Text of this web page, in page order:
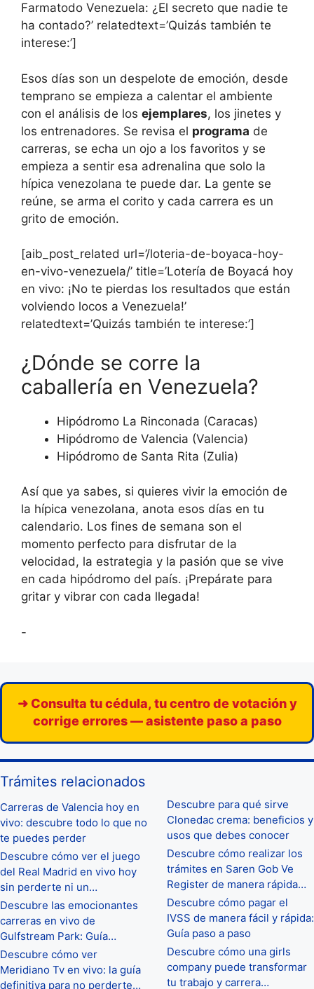
Farmatodo Venezuela: ¿El secreto que nadie te
ha contado?’ relatedtext=’Quizás también te
interese:’]
Esos días son un despelote de emoción, desde
temprano se empieza a calentar el ambiente
con el análisis de los ejemplares, los jinetes y
los entrenadores. Se revisa el programa de
carreras, se echa un ojo a los favoritos y se
empieza a sentir esa adrenalina que solo la
hípica venezolana te puede dar. La gente se
reúne, se arma el corito y cada carrera es un
grito de emoción.
[aib_post_related url=’/loteria-de-boyaca-hoy-
en-vivo-venezuela/’ title=’Lotería de Boyacá hoy
en vivo: ¡No te pierdas los resultados que están
volviendo locos a Venezuela!’
relatedtext=’Quizás también te interese:’]
¿Dónde se corre la
caballería en Venezuela?
Hipódromo La Rinconada (Caracas)
Hipódromo de Valencia (Valencia)
Hipódromo de Santa Rita (Zulia)
Así que ya sabes, si quieres vivir la emoción de
la hípica venezolana, anota esos días en tu
calendario. Los fines de semana son el
momento perfecto para disfrutar de la
velocidad, la estrategia y la pasión que se vive
en cada hipódromo del país. ¡Prepárate para
gritar y vibrar con cada llegada!
-
➜ Consulta tu cédula, tu centro de votación y
corrige errores — asistente paso a paso
Trámites relacionados
Carreras de Valencia hoy en
vivo: descubre todo lo que no
te puedes perder
Descubre cómo ver el juego
del Real Madrid en vivo hoy
sin perderte ni un…
Descubre las emocionantes
carreras en vivo de
Gulfstream Park: Guía…
Descubre cómo ver
Meridiano Tv en vivo: la guía
definitiva para no perderte…
Descubre para qué sirve
Clonedac crema: beneficios y
usos que debes conocer
Descubre cómo realizar los
trámites en Saren Gob Ve
Register de manera rápida…
Descubre cómo pagar el
IVSS de manera fácil y rápida:
Guía paso a paso
Descubre cómo una girls
company puede transformar
tu trabajo y carrera…